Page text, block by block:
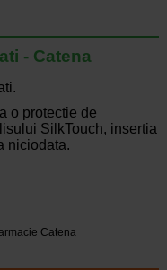
- Catena
o protectie de
SilkTouch, insertia
niciodata.
Catena